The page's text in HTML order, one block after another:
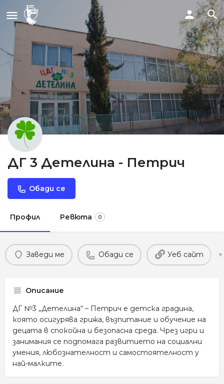
ДГ 3 Детелина - Петрич
Обади се
Профил Ревюта 0
Заведи ме Обади се Уеб сайт
Описание
ДГ №3 „Детелина“ – Петрич е детска градина,
която осигурява грижа, възпитание и обучение на
децата в спокойна и безопасна среда. Чрез игри и
занимания се подпомага развитието на социални
умения, любознателност и самостоятелност у
най-малките.